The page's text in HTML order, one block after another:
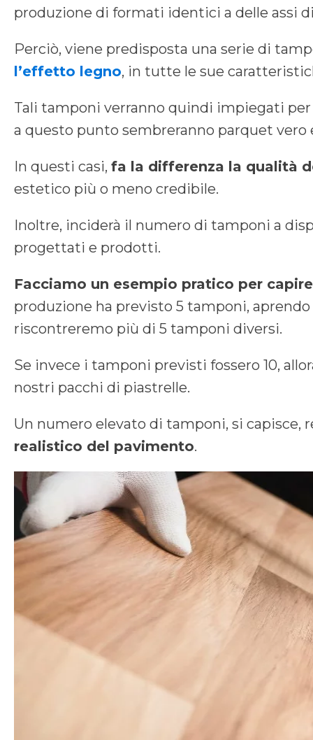
produzione di formati identici a delle assi
Perciò, viene predisposta una serie di
l’effetto legno, in tutte le sue
Tali tamponi verranno quindi impiegati
a questo punto sembreranno parquet vero
In questi casi, fa la differenza la qualità
estetico più o meno credibile.
Inoltre, inciderà il numero di tamponi a
progettati e prodotti.
Facciamo un esempio pratico per
produzione ha previsto 5 tamponi,
riscontreremo più di 5 tamponi diversi.
Se invece i tamponi previsti fossero 10,
nostri pacchi di piastrelle.
Un numero elevato di tamponi, si capisce,
realistico del pavimento.